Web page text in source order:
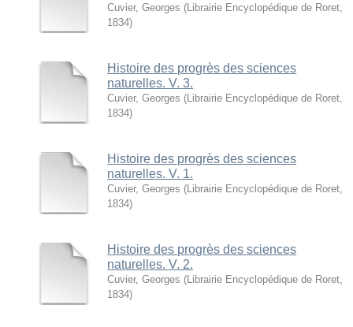
Cuvier, Georges ( Librairie Encyclopédique de Roret
1834)
Histoire des progrès des sciences
naturelles. V. 3.
Cuvier, Georges ( Librairie Encyclopédique de Roret
1834)
Histoire des progrès des sciences
naturelles. V. 1.
Cuvier, Georges ( Librairie Encyclopédique de Roret
1834)
Histoire des progrès des sciences
naturelles. V. 2.
Cuvier, Georges ( Librairie Encyclopédique de Roret
1834)